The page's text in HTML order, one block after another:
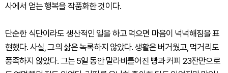
사에서 얻는 행복을 작품화한 것이다.
단순한 식단이라도 생산적인 일을 하고 먹으면 마음이 넉넉해짐을 표
현했다. 사실, 그의 삶은 녹록하지 않았다. 생활은 버거웠고, 먹거리도
풍족하지 않았다. 그는 5일 동안 말라비틀어진 빵과 커피 23잔만으로